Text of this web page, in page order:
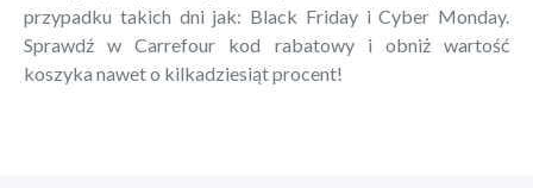
przypadku takich dni jak: Black Friday i Cyber Monday.
Sprawdź w Carrefour kod rabatowy i obniż wartość
koszyka nawet o kilkadziesiąt procent!